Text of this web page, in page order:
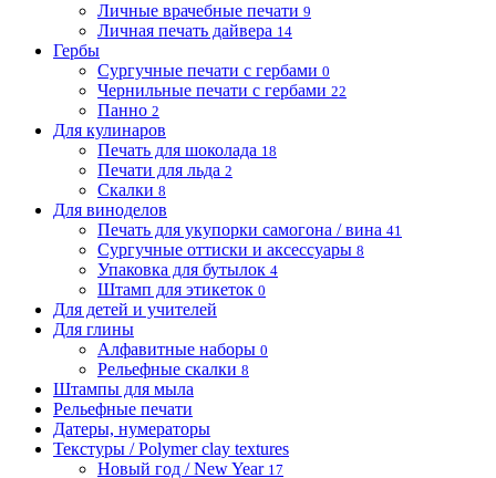
Личные врачебные печати 9
Личная печать дайвера 14
Гербы
Сургучные печати с гербами 0
Чернильные печати с гербами 22
Панно 2
Для кулинаров
Печать для шоколада 18
Печати для льда 2
Скалки 8
Для виноделов
Печать для укупорки самогона / вина 41
Сургучные оттиски и аксессуары 8
Упаковка для бутылок 4
Штамп для этикеток 0
Для детей и учителей
Для глины
Алфавитные наборы 0
Рельефные скалки 8
Штампы для мыла
Рельефные печати
Датеры, нумераторы
Текстуры / Polymer clay textures
Новый год / New Year 17